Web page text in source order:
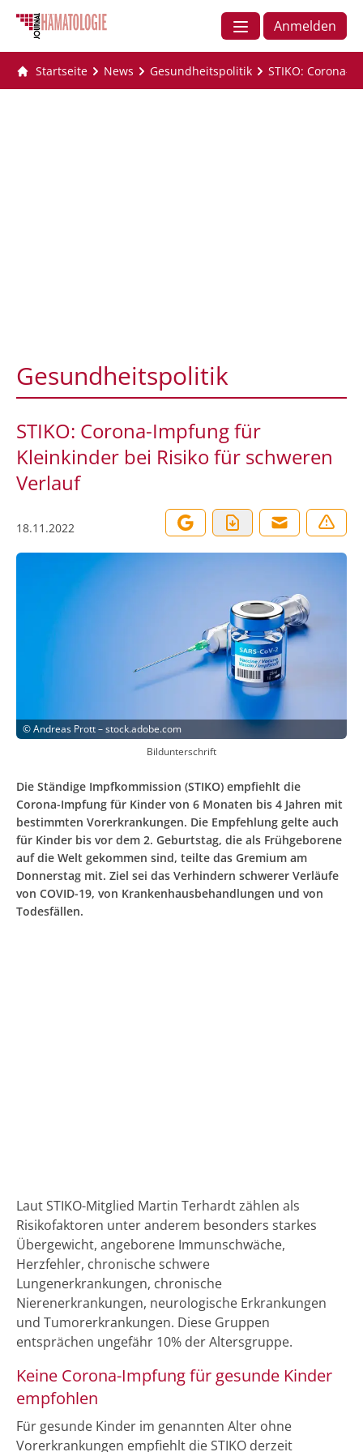
Anmelden
Startseite News Gesundheitspolitik STIKO: Corona-
Gesundheitspolitik
STIKO: Corona-Impfung für
Kleinkinder bei Risiko für schweren
Verlauf
18.11.2022
©Andreas Prott – stock.adobe.com
Bildunterschrift
Die Ständige Impfkommission (STIKO) empfiehlt die
Corona-Impfung für Kinder von 6 Monaten bis 4 Jahren mit
bestimmten Vorerkrankungen. Die Empfehlung gelte auch
für Kinder bis vor dem 2. Geburtstag, die als Frühgeborene
auf die Welt gekommen sind, teilte das Gremium am
Donnerstag mit. Ziel sei das Verhindern schwerer Verläufe
von COVID-19, von Krankenhausbehandlungen und von
Todesfällen.
Laut STIKO-Mitglied Martin Terhardt zählen als
Risikofaktoren unter anderem besonders starkes
Übergewicht, angeborene Immunschwäche,
Herzfehler, chronische schwere
Lungenerkrankungen, chronische
Nierenerkrankungen, neurologische Erkrankungen
und Tumorerkrankungen. Diese Gruppen
entsprächen ungefähr 10% der Altersgruppe.
Keine Corona-Impfung für gesunde Kinder
empfohlen
Für gesunde Kinder im genannten Alter ohne
Vorerkrankungen empfiehlt die STIKO derzeit